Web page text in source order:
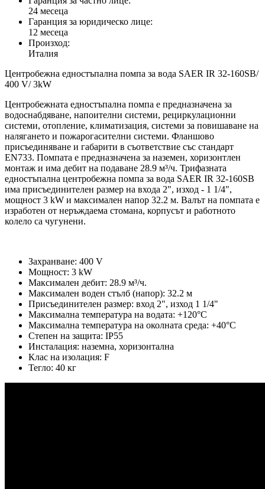
24 месеца
Гаранция за юридическо лице:
12 месеца
Произход:
Италия
Центробежна едностъпална помпа за вода SAER IR 32-160SB/
400 V/ 3kW
Центробежната едностъпална помпа е предназначена за
водоснабдяване, напоителни системи, рециркулационни
системи, отопление, климатизация, системи за повишаване на
налягането и пожарогасителни системи. Фланшово
присъединяване и габарити в съответствие със стандарт
EN733. Помпата е предназначена за наземен, хоризонтлен
монтаж и има дебит на подаване 28.9 м³/ч. Трифазната
едностъпална центробежна помпа за вода SAER IR 32-160SB
има присъединителен размер на входа 2", изход - 1 1/4",
мощност 3 kW и максимален напор 32.2 м. Валът на помпата е
изработен от неръждаема стомана, корпусът и работното
колело са чугунени.
Захранване: 400 V
Мощност: 3 kW
Максимален дебит: 28.9 м³/ч.
Максимален воден стълб (напор): 32.2 м
Присъединителен размер: вход 2", изход 1 1/4"
Максимална температура на водата: +120°C
Максимална температура на околната среда: +40°С
Степен на защита: IP55
Инсталация: наземна, хоризонтална
Клас на изолация: F
Тегло: 40 кг